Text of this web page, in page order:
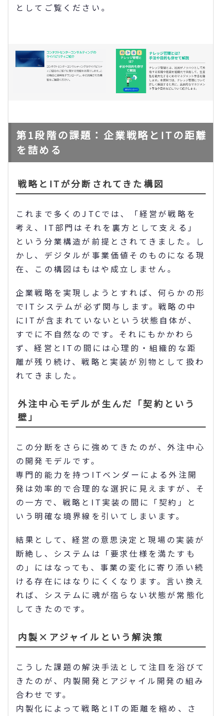
としてご覧ください。
第1段階の課題：企業戦略とITの距離
を詰める
戦略とITが分断されてきた構図
これまで多くのJTCでは、「経営が戦略を
考え、IT部門はそれを裏方として支える」
という分業構造が前提とされてきました。し
かし、デジタルが事業価値そのものになる現
在、この構図はもはや成立しません。
企業戦略を実現しようとすれば、何らかの形
でITシステムが必ず関与します。戦略の中
にITが含まれていないという状態自体が、
すでに不自然なのです。それにもかかわら
ず、経営とITの間には心理的・組織的な距
離が残り続け、戦略と実装が別物として扱わ
れてきました。
外注中心モデルが生んだ「契約という
壁」
この分断をさらに強めてきたのが、外注中心
の開発モデルです。
専門的能力を持つITベンダーによる外注開
発は効率的で合理的な選択に見えますが、そ
の一方で、戦略とIT実装の間に「契約」と
いう明確な境界線を引いてしまいます。
結果として、経営の意思決定と現場の実装が
断絶し、システムは「要求仕様を満たすも
の」にはなっても、事業の変化に寄り添い続
ける存在にはなりにくくなります。言い換え
れば、システムに魂が宿らない状態が常態化
してきたのです。
内製×アジャイルという解決策
こうした課題の解決手法として注目を浴びて
きたのが、内製開発とアジャイル開発の組み
合わせです。
内製化によって戦略とITの距離を縮め、さ